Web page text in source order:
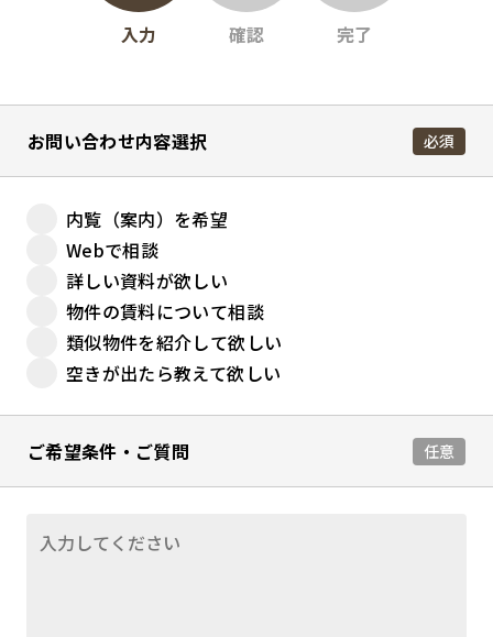
入力 確認 完了
お問い合わせ内容選択 必須
内覧（案内）を希望
Webで相談
詳しい資料が欲しい
物件の賃料について相談
類似物件を紹介して欲しい
空きが出たら教えて欲しい
ご希望条件・ご質問 任意